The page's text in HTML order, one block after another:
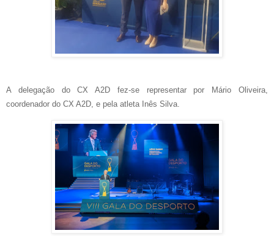
A delegação do CX A2D fez-se representar por Mário Oliveira,
coordenador do CX A2D, e pela atleta Inês Silva.